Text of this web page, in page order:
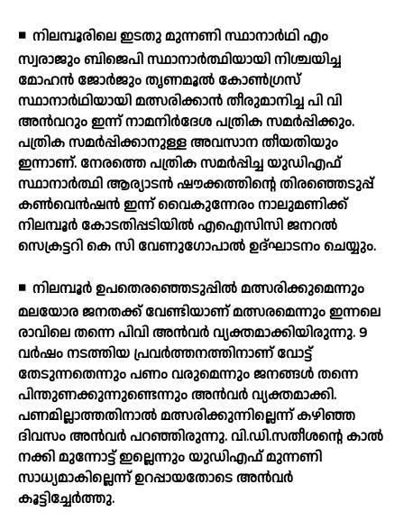
◾ നിലമ്പൂരിലെ ഇടതു മുന്നണി സ്ഥാനാര്‍ഥി എം
സ്വരാജും ബിജെപി സ്ഥാനാര്‍ത്ഥിയായി നിശ്ചയിച്ച
മോഹന്‍ ജോര്‍ജും തൃണമൂല്‍ കോണ്‍ഗ്രസ്
സ്ഥാനാര്‍ഥിയായി മത്സരിക്കാന്‍ തീരുമാനിച്ച പി വി
അന്‍വറും ഇന്ന് നാമനിര്‍ദേശ പത്രിക സമര്‍പ്പിക്കും.
പത്രിക സമര്‍പ്പിക്കാനുള്ള അവസാന തീയതിയും
ഇന്നാണ്. നേരത്തെ പത്രിക സമര്‍പ്പിച്ച യുഡിഎഫ്
സ്ഥാനാര്‍ത്ഥി ആര്യാടന്‍ ഷൗക്കത്തിന്റെ തിരഞ്ഞെടുപ്പ്
കണ്‍വെന്‍ഷന്‍ ഇന്ന് വൈകുന്നേരം നാലുമണിക്ക്
നിലമ്പൂര്‍ കോടതിപ്പടിയില്‍ എഐസിസി ജനറല്‍
സെക്രട്ടറി കെ സി വേണുഗോപാല്‍ ഉദ്ഘാടനം ചെയ്യും.
◾ നിലമ്പൂര്‍ ഉപതെരഞ്ഞെടുപ്പില്‍ മത്സരിക്കുമെന്നും
മലയോര ജനതക്ക് വേണ്ടിയാണ് മത്സരമെന്നും ഇന്നലെ
രാവിലെ തന്നെ പിവി അന്‍വര്‍ വ്യക്തമാക്കിയിരുന്നു. 9
വര്‍ഷം നടത്തിയ പ്രവര്‍ത്തനത്തിനാണ് വോട്ട്
തേടുന്നതെന്നും പണം വരുമെന്നും ജനങ്ങള്‍ തന്നെ
പിന്തുണക്കുന്നുണ്ടെന്നും അന്‍വര്‍ വ്യക്തമാക്കി.
പണമില്ലാത്തതിനാല്‍ മത്സരിക്കുന്നില്ലെന്ന് കഴിഞ്ഞ
ദിവസം അന്‍വര്‍ പറഞ്ഞിരുന്നു. വി.ഡി.സതീശന്റെ കാല്‍
നക്കി മുന്നോട്ട് ഇല്ലെന്നും യുഡിഎഫ് മുന്നണി
സാധ്യമാകില്ലെന്ന് ഉറപ്പായതോടെ അന്‍വര്‍
കൂട്ടിച്ചേര്‍ത്തു.